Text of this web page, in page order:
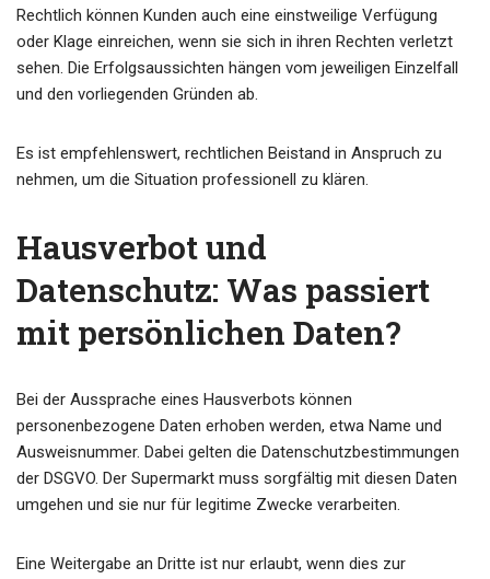
Rechtlich können Kunden auch eine einstweilige Verfügung
oder Klage einreichen, wenn sie sich in ihren Rechten verletzt
sehen. Die Erfolgsaussichten hängen vom jeweiligen Einzelfall
und den vorliegenden Gründen ab.
Es ist empfehlenswert, rechtlichen Beistand in Anspruch zu
nehmen, um die Situation professionell zu klären.
Hausverbot und
Datenschutz: Was passiert
mit persönlichen Daten?
Bei der Aussprache eines Hausverbots können
personenbezogene Daten erhoben werden, etwa Name und
Ausweisnummer. Dabei gelten die Datenschutzbestimmungen
der DSGVO. Der Supermarkt muss sorgfältig mit diesen Daten
umgehen und sie nur für legitime Zwecke verarbeiten.
Eine Weitergabe an Dritte ist nur erlaubt, wenn dies zur